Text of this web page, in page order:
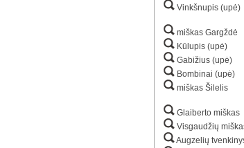
Vinkšnupis (upė)
miškas Gargždė
Kūlupis (upė)
Gabižius (upė)
Bombinai (upė)
miškas Šilelis
Glaiberto miškas
Visgaudžių
Augzelių